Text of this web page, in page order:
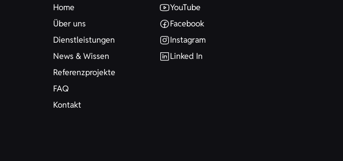
Home
Über uns
Dienstleistungen
News & Wissen
Referenzprojekte
FAQ
Kontakt
YouTube
Facebook
Instagram
Linked In